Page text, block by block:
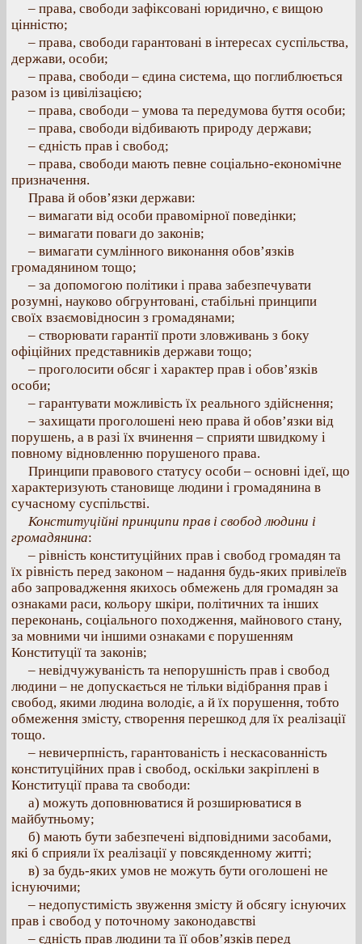
– права, свободи зафіксовані юридично, є вищою
цінністю;
– права, свободи гарантовані в інтересах суспільства,
держави, особи;
– права, свободи – єдина система, що поглиблюється
разом із цивілізацією;
– права, свободи – умова та передумова буття особи;
– права, свободи відбивають природу держави;
– єдність прав і свобод;
– права, свободи мають певне соціально-економічне
призначення.
Права й обов’язки держави:
– вимагати від особи правомірної поведінки;
– вимагати поваги до законів;
– вимагати сумлінного виконання обов’язків
громадянином тощо;
– за допомогою політики і права забезпечувати
розумні, науково обгрунтовані, стабільні принципи
своїх взаємовідносин з громадянами;
– створювати гарантії проти зловживань з боку
офіційних представників держави тощо;
– проголосити обсяг і характер прав і обов’язків
особи;
– гарантувати можливість їх реального здійснення;
– захищати проголошені нею права й обов’язки від
порушень, а в разі їх вчинення – сприяти швидкому і
повному відновленню порушеного права.
Принципи правового статусу особи – основні ідеї, що
характеризують становище людини і громадянина в
сучасному суспільстві.
Конституційні принципи прав і свобод людини і
громадянина:
– рівність конституційних прав і свобод громадян та
їх рівність перед законом – надання будь-яких привілеїв
або запровадження якихось обмежень для громадян за
ознаками раси, кольору шкіри, політичних та інших
переконань, соціального походження, майнового стану,
за мовними чи іншими ознаками є порушенням
Конституції та законів;
– невідчужуваність та непорушність прав і свобод
людини – не допускається не тільки відібрання прав і
свобод, якими людина володіє, а й їх порушення, тобто
обмеження змісту, створення перешкод для їх реалізації
тощо.
– невичерпність, гарантованість і нескасованність
конституційних прав і свобод, оскільки закріплені в
Конституції права та свободи:
а) можуть доповнюватися й розширюватися в
майбутньому;
б) мають бути забезпечені відповідними засобами,
які б сприяли їх реалізації у повсякденному житті;
в) за будь-яких умов не можуть бути оголошені не
існуючими;
– недопустимість звуження змісту й обсягу існуючих
прав і свобод у поточному законодавстві
– єдність прав людини та її обов’язків перед